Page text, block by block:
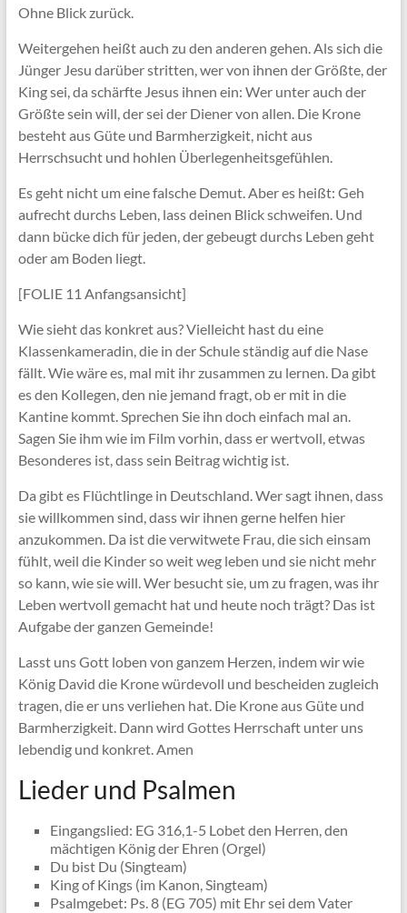
Ohne Blick zurück.
Weitergehen heißt auch zu den anderen gehen. Als sich die
Jünger Jesu darüber stritten, wer von ihnen der Größte, der
King sei, da schärfte Jesus ihnen ein: Wer unter auch der
Größte sein will, der sei der Diener von allen. Die Krone
besteht aus Güte und Barmherzigkeit, nicht aus
Herrschsucht und hohlen Überlegenheitsgefühlen.
Es geht nicht um eine falsche Demut. Aber es heißt: Geh
aufrecht durchs Leben, lass deinen Blick schweifen. Und
dann bücke dich für jeden, der gebeugt durchs Leben geht
oder am Boden liegt.
[FOLIE 11 Anfangsansicht]
Wie sieht das konkret aus? Vielleicht hast du eine
Klassenkameradin, die in der Schule ständig auf die Nase
fällt. Wie wäre es, mal mit ihr zusammen zu lernen. Da gibt
es den Kollegen, den nie jemand fragt, ob er mit in die
Kantine kommt. Sprechen Sie ihn doch einfach mal an.
Sagen Sie ihm wie im Film vorhin, dass er wertvoll, etwas
Besonderes ist, dass sein Beitrag wichtig ist.
Da gibt es Flüchtlinge in Deutschland. Wer sagt ihnen, dass
sie willkommen sind, dass wir ihnen gerne helfen hier
anzukommen. Da ist die verwitwete Frau, die sich einsam
fühlt, weil die Kinder so weit weg leben und sie nicht mehr
so kann, wie sie will. Wer besucht sie, um zu fragen, was ihr
Leben wertvoll gemacht hat und heute noch trägt? Das ist
Aufgabe der ganzen Gemeinde!
Lasst uns Gott loben von ganzem Herzen, indem wir wie
König David die Krone würdevoll und bescheiden zugleich
tragen, die er uns verliehen hat. Die Krone aus Güte und
Barmherzigkeit. Dann wird Gottes Herrschaft unter uns
lebendig und konkret. Amen
Lieder und Psalmen
Eingangslied: EG 316,1-5 Lobet den Herren, den
mächtigen König der Ehren (Orgel)
Du bist Du (Singteam)
King of Kings (im Kanon, Singteam)
Psalmgebet: Ps. 8 (EG 705) mit Ehr sei dem Vater